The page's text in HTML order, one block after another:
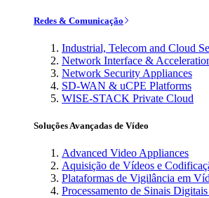
Redes & Comunicação
Industrial, Telecom and Cloud
Network Interface &
Network Security Appliances
SD-WAN & uCPE Platforms
WISE-STACK Private Cloud
Soluções Avançadas de Vídeo
Advanced Video Appliances
Aquisição de Vídeos e
Plataformas de Vigilância em
Processamento de Sinais